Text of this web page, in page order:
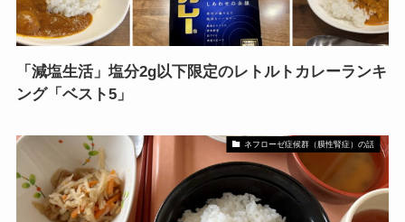
「減塩生活」塩分2g以下限定のレトルトカレーランキ
ング「ベスト5」
ネフローゼ症候群（膜性腎症）の話